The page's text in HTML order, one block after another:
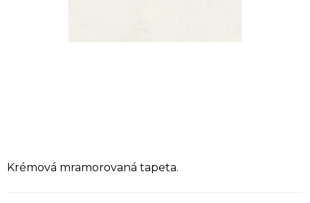
Krémová mramorovaná tapeta.